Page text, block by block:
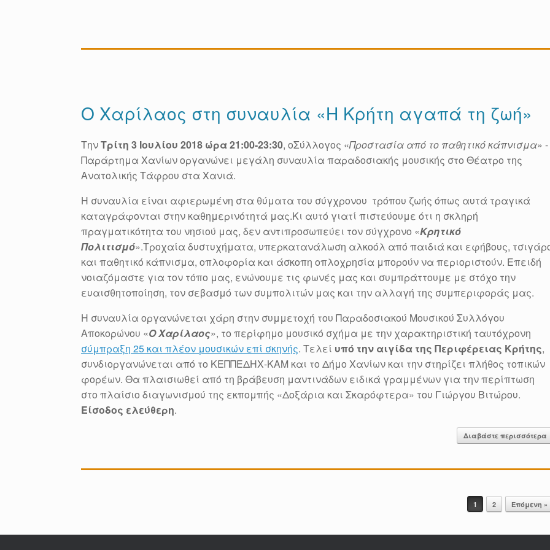
Ο Χαρίλαος στη συναυλία «Η Κρήτη αγαπά τη ζωή»
ΤηνΤρίτη 3 Ιουλίου 2018 ώρα 21:00-23:30, οΣύλλογος «Προστασία από το παθητικό κάπνισμα» -
Παράρτημα Χανίων οργανώνει μεγάλη συναυλία παραδοσιακής μουσικής στο Θέατρο της
Ανατολικής Τάφρου στα Χανιά.
Η συναυλία είναι αφιερωμένη στα θύματα του σύγχρονου τρόπου ζωής όπως αυτά τραγικά
καταγράφονται στην καθημερινότητά μας.Κι αυτό γιατί πιστεύουμε ότι η σκληρή
πραγματικότητα του νησιού μας, δεν αντιπροσωπεύει τον σύγχρονο «Κρητικό
Πολιτισμό».Τροχαία δυστυχήματα, υπερκατανάλωση αλκοόλ από παιδιά και εφήβους,
και παθητικό κάπνισμα, οπλοφορία και άσκοπη οπλοχρησία μπορούν να περιοριστούν. Επειδή
νοιαζόμαστε για τον τόπο μας, ενώνουμε τις φωνές μας και συμπράττουμε με στόχο την
ευαισθητοποίηση, τον σεβασμό των συμπολιτών μας και την αλλαγή της συμπεριφοράς μας.
Η συναυλία οργανώνεται χάρη στην συμμετοχή του Παραδοσιακού Μουσικού Συλλόγου
Αποκορώνου «Ο Χαρίλαος», το περίφημο μουσικό σχήμα με την χαρακτηριστική ταυτόχρονη
σύμπραξη 25 και πλέον μουσικών επί σκηνής. Τελεί υπό την αιγίδα της Περιφέρειας Κρήτης,
συνδιοργανώνεται από το ΚΕΠΠΕΔΗΧ-ΚΑΜ και το Δήμο Χανίων και την στηρίζει πλήθος τοπικών
φορέων. Θα πλαισιωθεί από τη βράβευση μαντινάδων ειδικά γραμμένων για την περίπτωση
στο πλαίσιο διαγωνισμού της εκπομπής «Δοξάρια και Σκαρόφτερα» του Γιώργου Βιτώρου.
Είσοδος ελεύθερη.
Διαβάστε περισσότερα
1 2 Επόμενη »